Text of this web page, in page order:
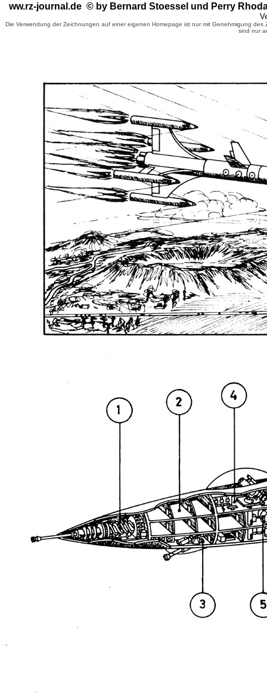
ww.rz-journal.de © by Bernard Stoessel und Perry
Die Verwendung der Zeichnungen auf einer eigenen Homepage ist nur mit Genehmigung
sind nur